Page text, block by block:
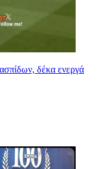
δέκα ενεργά